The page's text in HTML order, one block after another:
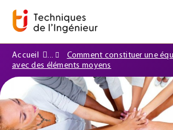
Accueil
Comment constituer une
avec des éléments moyens